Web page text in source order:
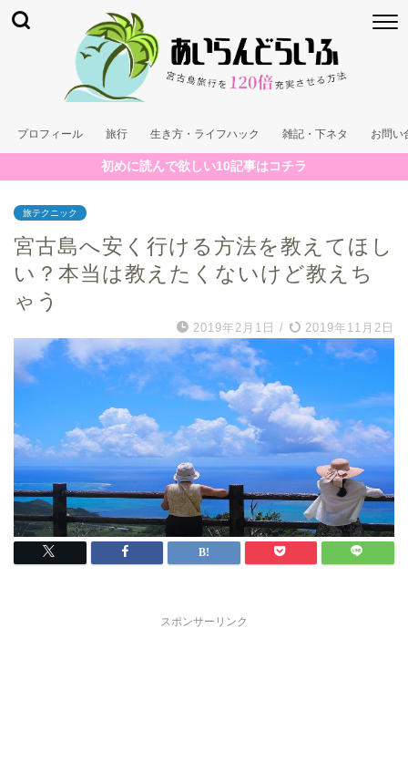
プロフィール 旅行 生き方・ライフハック 雑記・下ネタ お問い
初めに読んで欲しい10記事はコチラ
旅テクニック
宮古島へ安く行ける方法を教えてほし
い？本当は教えたくないけど教えち
ゃう
2019年2月1日 / 2019年11月2日
スポンサーリンク